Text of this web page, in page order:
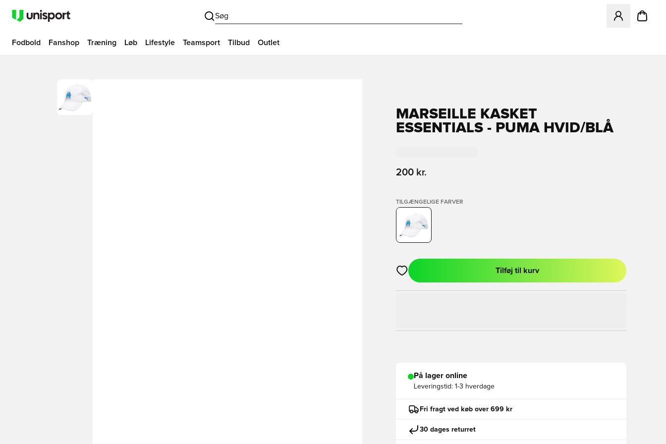
Søg
Åbner en
Fodbold Fanshop Træning Løb Lifestyle Teamsport Tilbud Outlet
MARSEILLE KASKET
ESSENTIALS - PUMA HVID/BLÅ
200 kr.
TILGÆNGELIGE FARVER
Åbner en Modal til at logge ind eller tilmelde dig som medlem
Tilføj til kurv
På lager online
Leveringstid: 1-3 hverdage
Fri fragt ved køb over 699 kr
30 dages returret